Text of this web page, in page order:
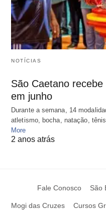
NOTÍCIAS
São Caetano
em junho
Durante a semana, 14
atletismo, bocha, natação,
More
2 anos atrás
Fale Conosco São
Mogi das Cruzes Cursos